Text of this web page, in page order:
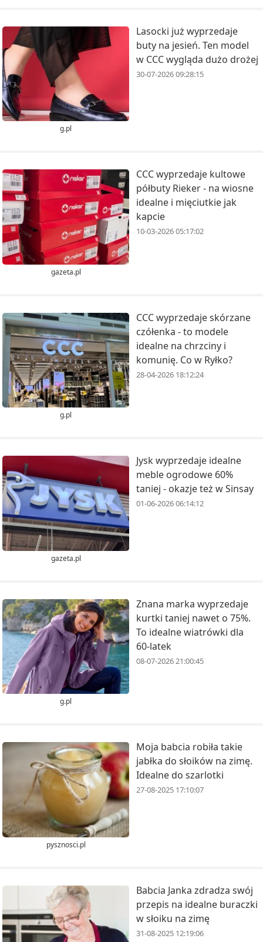
g.pl
Lasocki już wyprzedaje
buty na jesień. Ten model
w CCC wygląda dużo drożej
30-07-2026 09:28:15
gazeta.pl
CCC wyprzedaje kultowe
półbuty Rieker - na wiosne
idealne i mięciutkie jak
kapcie
10-03-2026 05:17:02
g.pl
CCC wyprzedaje skórzane
czółenka - to modele
idealne na chrzciny i
komunię. Co w Ryłko?
28-04-2026 18:12:24
gazeta.pl
Jysk wyprzedaje idealne
meble ogrodowe 60%
taniej - okazje też w Sinsay
01-06-2026 06:14:12
g.pl
Znana marka wyprzedaje
kurtki taniej nawet o 75%.
To idealne wiatrówki dla
60-latek
08-07-2026 21:00:45
pysznosci.pl
Moja babcia robiła takie
jabłka do słoików na zimę.
Idealne do szarlotki
27-08-2025 17:10:07
Babcia Janka zdradza swój
przepis na idealne buraczki
w słoiku na zimę
31-08-2025 12:19:06